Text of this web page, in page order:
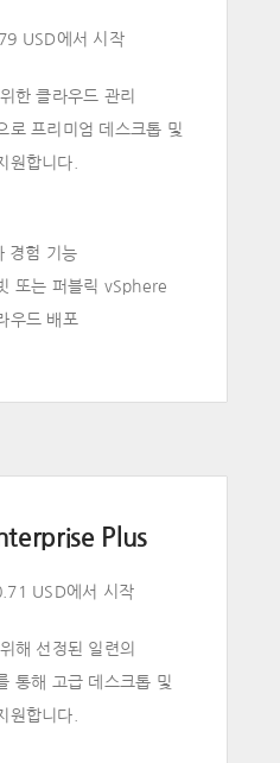
USD에서 시작
한 클라우드 관리
로 프리미엄 데스크톱 및
원합니다.
경험 기능
또는 퍼블릭 vSphere
우드 배포
Plus
USD에서 시작
해 선정된 일련의
통해 고급 데스크톱 및
원합니다.